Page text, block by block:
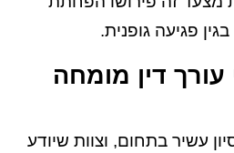
פגיעה גופנית.
דין מומחה
עשיר בתחום, וצוות שיודע